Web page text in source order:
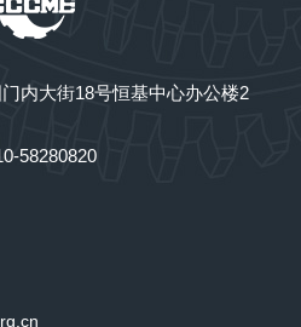
内大街18号恒基中心办公楼2
58280820